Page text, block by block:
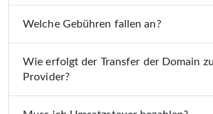
Welche Gebühren fallen an?
Wie erfolgt der Transfer der Domain
Provider?